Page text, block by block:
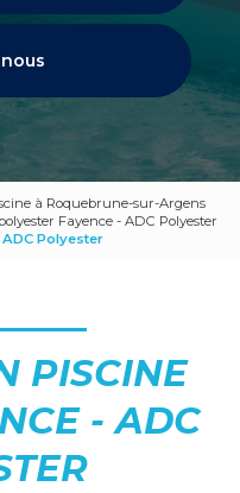
à Roquebrune-sur-Argens
Fayence - ADC Polyester
Polyester
PISCINE
- ADC